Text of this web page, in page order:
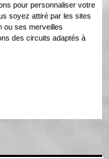
pour personnaliser votre
soyez attiré par les sites
ou ses merveilles
des circuits adaptés à